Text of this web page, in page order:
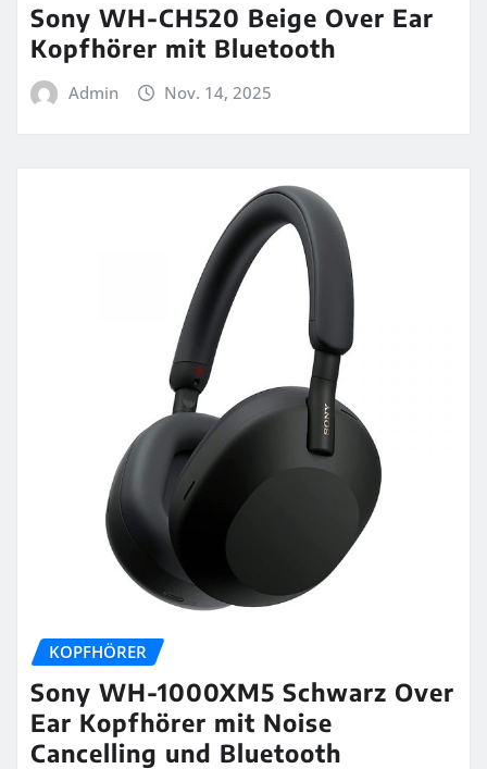
Sony WH-CH520 Beige Over Ear
Kopfhörer mit Bluetooth
Admin Nov. 14, 2025
KOPFHÖRER
Sony WH-1000XM5 Schwarz Over
Ear Kopfhörer mit Noise
Cancelling und Bluetooth